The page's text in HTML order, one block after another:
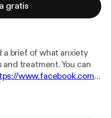
gratis
a brief of what anxiety
treatment. You can
www.facebook.com/
me o. Instagram